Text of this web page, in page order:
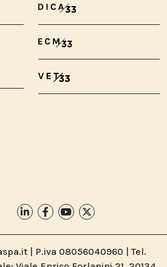
| P.iva 08056040960 | Tel.